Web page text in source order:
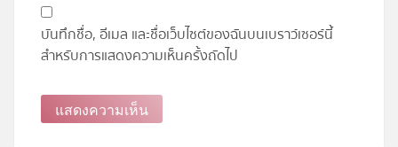
บันทึกชื่อ, อีเมล และชื่อเว็บไซต์ของฉันบนเบราว์เซอร์นี้
สำหรับการแสดงความเห็นครั้งถัดไป